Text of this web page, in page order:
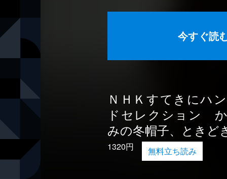
今すぐ読
ＮＨＫすてきにハ
ドセレクション
みの冬帽子、ときど
1320円 無料立ち読み